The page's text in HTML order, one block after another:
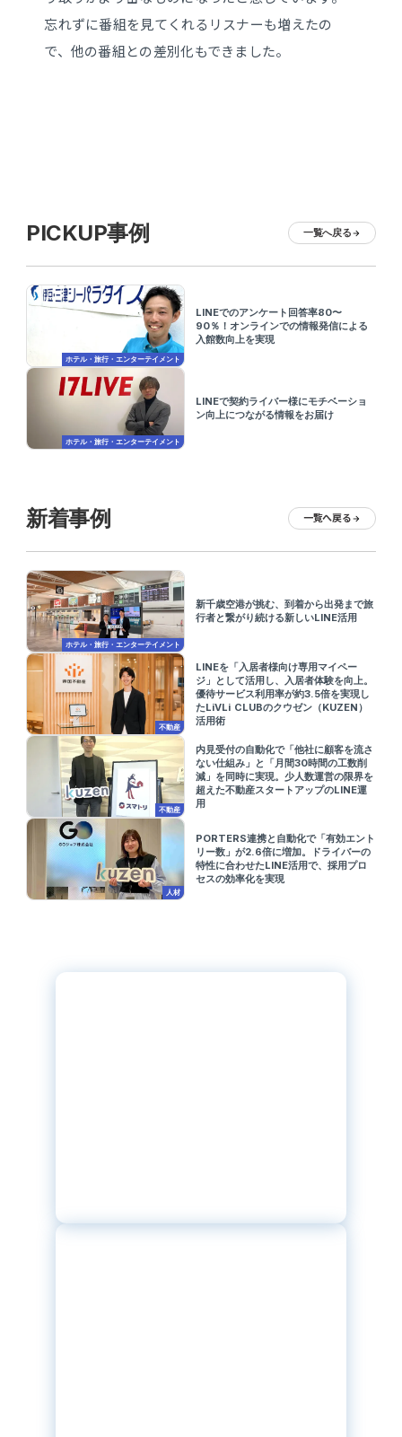
忘れずに番組を見てくれるリスナーも増えたの
で、他の番組との差別化もできました。
PICKUP事例 一覧へ戻る arrow_forward
ホテル・旅行・エンターテイメント
LINEでのアンケート回答率80〜
90％！オンラインでの情報発信による
入館数向上を実現
ホテル・旅行・エンターテイメント
LINEで契約ライバー様にモチベーショ
ン向上につながる情報をお届け
新着事例 一覧へ戻る arrow_forward
ホテル・旅行・エンターテイメント
新千歳空港が挑む、到着から出発まで旅
行者と繋がり続ける新しいLINE活用
不動産
LINEを「入居者様向け専用マイペー
ジ」として活用し、入居者体験を向上。
優待サービス利用率が約3.5倍を実現し
たLiVLi CLUBのクウゼン（KUZEN）
活用術
不動産
内見受付の自動化で「他社に顧客を流さ
ない仕組み」と「月間30時間の工数削
減」を同時に実現。少人数運営の限界を
超えた不動産スタートアップのLINE運
用
人材
PORTERS連携と自動化で「有効エント
リー数」が2.6倍に増加。ドライバーの
特性に合わせたLINE活用で、採用プロ
セスの効率化を実現